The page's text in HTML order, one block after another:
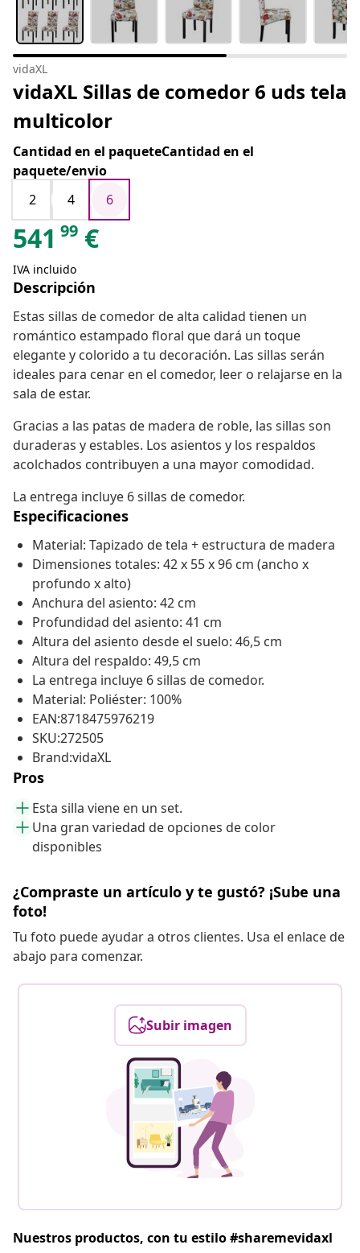
vidaXL
vidaXL Sillas de comedor 6 uds tela
multicolor
Cantidad en el paqueteCantidad en el
paquete/envio
2
4 6
541 99 €
IVA incluido
Descripción
Estas sillas de comedor de alta calidad tienen un
romántico estampado floral que dará un toque
elegante y colorido a tu decoración. Las sillas serán
ideales para cenar en el comedor, leer o relajarse en la
sala de estar.
Gracias a las patas de madera de roble, las sillas son
duraderas y estables. Los asientos y los respaldos
acolchados contribuyen a una mayor comodidad.
La entrega incluye 6 sillas de comedor.
Especificaciones
Material: Tapizado de tela + estructura de madera
Dimensiones totales: 42 x 55 x 96 cm (ancho x
profundo x alto)
Anchura del asiento: 42 cm
Profundidad del asiento: 41 cm
Altura del asiento desde el suelo: 46,5 cm
Altura del respaldo: 49,5 cm
La entrega incluye 6 sillas de comedor.
Material: Poliéster: 100%
EAN:8718475976219
SKU:272505
Brand:vidaXL
Pros
Esta silla viene en un set.
Una gran variedad de opciones de color
disponibles
¿Compraste un artículo y te gustó? ¡Sube una
foto!
Tu foto puede ayudar a otros clientes. Usa el enlace de
abajo para comenzar.
Subir imagen
Nuestros productos, con tu estilo #sharemevidaxl